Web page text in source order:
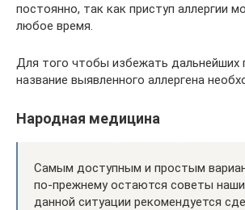
постоянно, так как приступ аллергии
любое время.
Для того чтобы избежать дальнейших
название выявленного аллергена
Народная медицина
Самым доступным и простым
по-прежнему остаются советы
данной ситуации рекомендуется